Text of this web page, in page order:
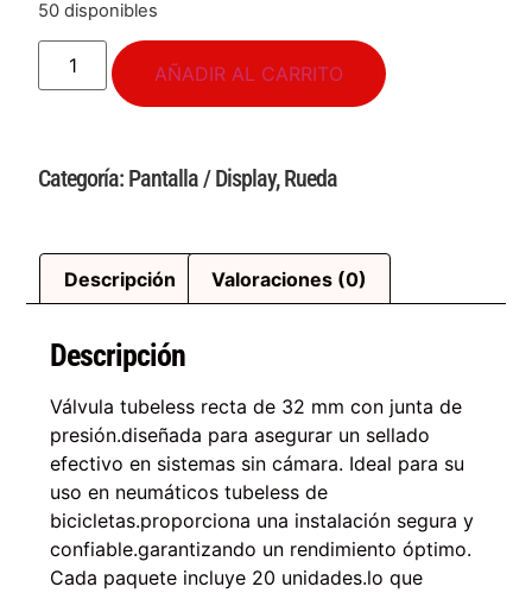
50 disponibles
AÑADIR AL CARRITO
Categoría: Pantalla / Display,Rueda
Descripción Valoraciones (0)
Descripción
Válvula tubeless recta de 32 mm con junta de
presión.diseñada para asegurar un sellado
efectivo en sistemas sin cámara. Ideal para su
uso en neumáticos tubeless de
bicicletas.proporciona una instalación segura y
confiable.garantizando un rendimiento óptimo.
Cada paquete incluye 20 unidades.lo que